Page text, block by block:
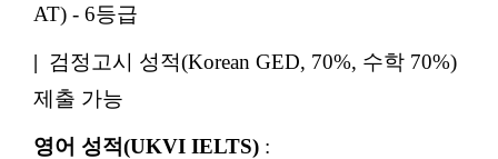
AT) - 6등급
| 검정고시 성적(Korean GED, 70%, 수학 70%)
제출 가능
영어 성적(UKVI IELTS) :